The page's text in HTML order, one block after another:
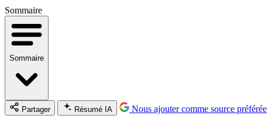
Sommaire
Sommaire
Partager Résumé IA Nous ajouter comme source préférée